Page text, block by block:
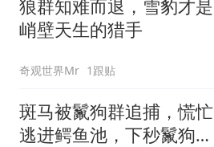
狼群知难而退，雪豹才是
峭壁天生的猎手
奇观世界Mr 1跟贴
斑马被鬣狗群追捕，慌忙
逃进鳄鱼池，下秒鬣狗想